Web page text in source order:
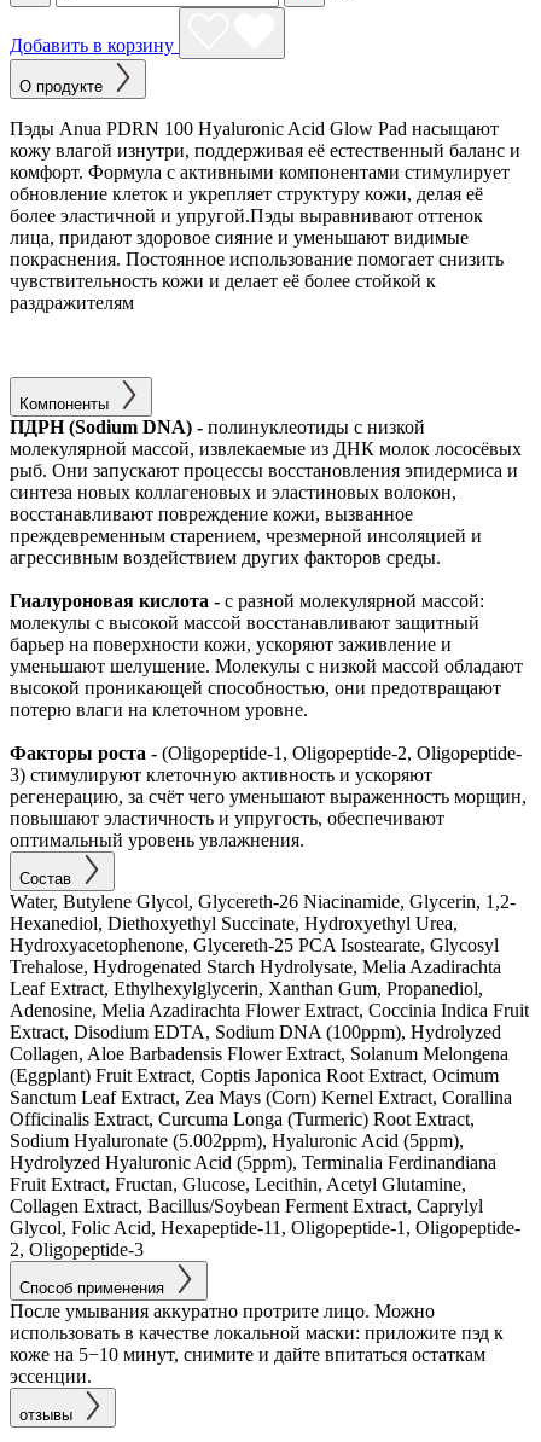
Добавить в корзину
О продукте
Пэды Anua PDRN 100 Hyaluronic Acid Glow Pad насыщают
кожу влагой изнутри, поддерживая её естественный баланс и
комфорт. Формула с активными компонентами стимулирует
обновление клеток и укрепляет структуру кожи, делая её
более эластичной и упругой.Пэды выравнивают оттенок
лица, придают здоровое сияние и уменьшают видимые
покраснения. Постоянное использование помогает снизить
чувствительность кожи и делает её более стойкой к
раздражителям
Компоненты
ПДРН (Sodium DNA) - полинуклеотиды с низкой
молекулярной массой, извлекаемые из ДНК молок лососёвых
рыб. Они запускают процессы восстановления эпидермиса и
синтеза новых коллагеновых и эластиновых волокон,
восстанавливают повреждение кожи, вызванное
преждевременным старением, чрезмерной инсоляцией и
агрессивным воздействием других факторов среды.
Гиалуроновая кислота - с разной молекулярной массой:
молекулы с высокой массой восстанавливают защитный
барьер на поверхности кожи, ускоряют заживление и
уменьшают шелушение. Молекулы с низкой массой обладают
высокой проникающей способностью, они предотвращают
потерю влаги на клеточном уровне.
Факторы роста - (Oligopeptide-1, Oligopeptide-2, Oligopeptide-
3) стимулируют клеточную активность и ускоряют
регенерацию, за счёт чего уменьшают выраженность морщин,
повышают эластичность и упругость, обеспечивают
оптимальный уровень увлажнения.
Состав
Water, Butylene Glycol, Glycereth-26 Niacinamide, Glycerin, 1,2-
Hexanediol, Diethoxyethyl Succinate, Hydroxyethyl Urea,
Hydroxyacetophenone, Glycereth-25 PCA Isostearate, Glycosyl
Trehalose, Hydrogenated Starch Hydrolysate, Melia Azadirachta
Leaf Extract, Ethylhexylglycerin, Xanthan Gum, Propanediol,
Adenosine, Melia Azadirachta Flower Extract, Coccinia Indica Fruit
Extract, Disodium EDTA, Sodium DNA (100ppm), Hydrolyzed
Collagen, Aloe Barbadensis Flower Extract, Solanum Melongena
(Eggplant) Fruit Extract, Coptis Japonica Root Extract, Ocimum
Sanctum Leaf Extract, Zea Mays (Corn) Kernel Extract, Corallina
Officinalis Extract, Curcuma Longa (Turmeric) Root Extract,
Sodium Hyaluronate (5.002ppm), Hyaluronic Acid (5ppm),
Hydrolyzed Hyaluronic Acid (5ppm), Terminalia Ferdinandiana
Fruit Extract, Fructan, Glucose, Lecithin, Acetyl Glutamine,
Collagen Extract, Bacillus/Soybean Ferment Extract, Caprylyl
Glycol, Folic Acid, Hexapeptide-11, Oligopeptide-1, Oligopeptide-
2, Oligopeptide-3
Способ применения
После умывания аккуратно протрите лицо. Можно
использовать в качестве локальной маски: приложите пэд к
коже на 5−10 минут, снимите и дайте впитаться остаткам
эссенции.
отзывы